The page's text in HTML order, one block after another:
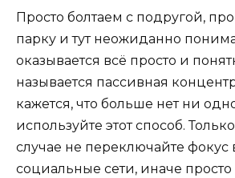
Просто болтаем с подругой,
парку и тут неожиданно
оказывается всё просто и
называется пассивная
кажется, что больше нет ни
используйте этот способ.
случае не переключайте
социальные сети, иначе просто